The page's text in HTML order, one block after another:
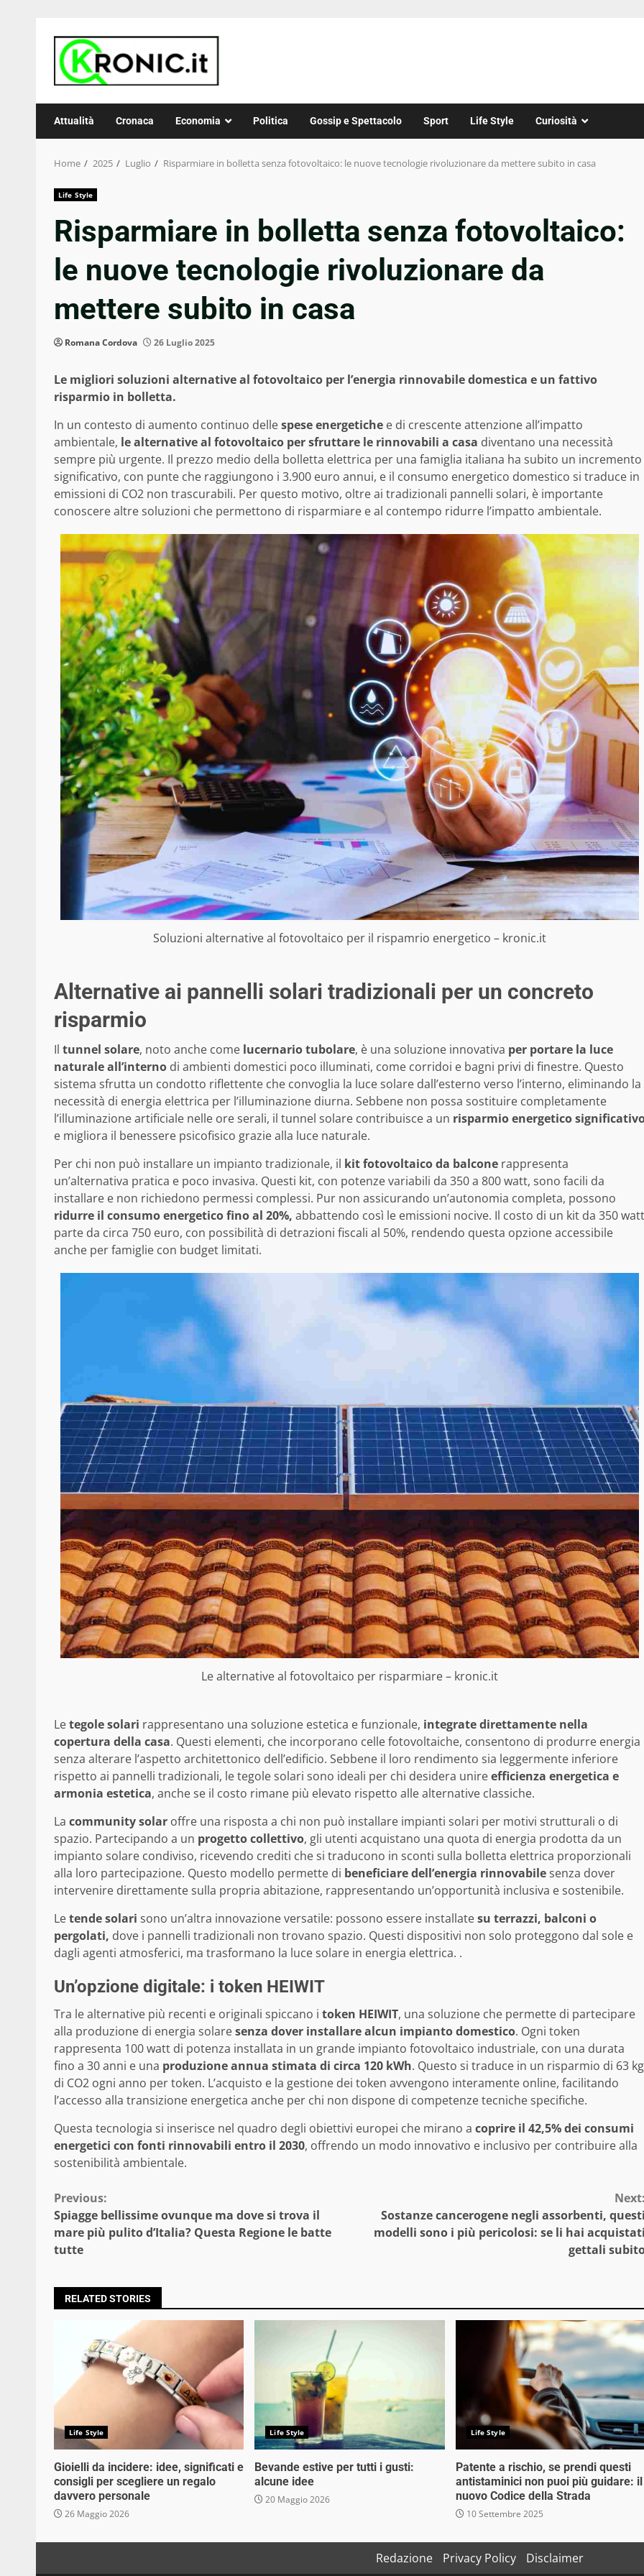
content
Attualità Cronaca Economia Politica Gossip e Spettacolo Sport Life Style Curiosità
Home 2025 Luglio Risparmiare in bolletta senza fotovoltaico: le nuove tecnologie rivoluzionare da mettere subito in casa
Life Style
Risparmiare in bolletta senza fotovoltaico:
le nuove tecnologie rivoluzionare da
mettere subito in casa
Romana Cordova 26 Luglio 2025
Le migliori soluzioni alternative al fotovoltaico per l’energia rinnovabile domestica e un fattivo
risparmio in bolletta.
In un contesto di aumento continuo dellespese energetiche e di crescente attenzione all’impatto
ambientale, le alternative al fotovoltaico per sfruttare le rinnovabili a casa diventano una necessità
sempre più urgente. Il prezzo medio della bolletta elettrica per una famiglia italiana ha subito un incremento
significativo, con punte che raggiungono i 3.900 euro annui, e il consumo energetico domestico si traduce in
emissioni di CO2 non trascurabili. Per questo motivo, oltre ai tradizionali pannelli solari, è importante
conoscere altre soluzioni che permettono di risparmiare e al contempo ridurre l’impatto ambientale.
Soluzioni alternative al fotovoltaico per il rispamrio energetico – kronic.it
Alternative ai pannelli solari tradizionali per un concreto
risparmio
Il tunnel solare, noto anche come lucernario tubolare, è una soluzione innovativa per portare la luce
naturale all’interno di ambienti domestici poco illuminati, come corridoi e bagni privi di finestre. Questo
sistema sfrutta un condotto riflettente che convoglia la luce solare dall’esterno verso l’interno, eliminando la
necessità di energia elettrica per l’illuminazione diurna. Sebbene non possa sostituire completamente
l’illuminazione artificiale nelle ore serali, il tunnel solare contribuisce a un risparmio energetico
e migliora il benessere psicofisico grazie alla luce naturale.
Per chi non può installare un impianto tradizionale, il kit fotovoltaico da balcone rappresenta
un’alternativa pratica e poco invasiva. Questi kit, con potenze variabili da 350 a 800 watt, sono facili da
installare e non richiedono permessi complessi. Pur non assicurando un’autonomia completa, possono
ridurre il consumo energetico fino al 20%, abbattendo così le emissioni nocive. Il costo di un kit da 350 watt
parte da circa 750 euro, con possibilità di detrazioni fiscali al 50%, rendendo questa opzione accessibile
anche per famiglie con budget limitati.
Le alternative al fotovoltaico per risparmiare – kronic.it
Letegole solari rappresentano una soluzione estetica e funzionale, integrate direttamente nella
copertura della casa. Questi elementi, che incorporano celle fotovoltaiche, consentono di produrre energia
senza alterare l’aspetto architettonico dell’edificio. Sebbene il loro rendimento sia leggermente inferiore
rispetto ai pannelli tradizionali, le tegole solari sono ideali per chi desidera unireefficienza energetica e
armonia estetica, anche se il costo rimane più elevato rispetto alle alternative classiche.
La community solar offre una risposta a chi non può installare impianti solari per motivi strutturali o di
spazio. Partecipando a un progetto collettivo, gli utenti acquistano una quota di energia prodotta da un
impianto solare condiviso, ricevendo crediti che si traducono in sconti sulla bolletta elettrica proporzionali
alla loro partecipazione. Questo modello permette di beneficiare dell’energia rinnovabilesenza dover
intervenire direttamente sulla propria abitazione, rappresentando un’opportunità inclusiva e sostenibile.
Letende solari sono un’altra innovazione versatile: possono essere installatesu terrazzi, balconi o
pergolati, dove i pannelli tradizionali non trovano spazio. Questi dispositivi non solo proteggono dal sole e
dagli agenti atmosferici, ma trasformano la luce solare in energia elettrica. .
Un’opzione digitale: i token HEIWIT
Tra le alternative più recenti e originali spiccano i token HEIWIT, una soluzione che permette di partecipare
alla produzione di energia solaresenza dover installare alcun impianto domestico. Ogni token
rappresenta 100 watt di potenza installata in un grande impianto fotovoltaico industriale, con una durata
fino a 30 anni e una produzione annua stimata di circa 120 kWh. Questo si traduce in un risparmio di 63 kg
di CO2 ogni anno per token. L’acquisto e la gestione dei token avvengono interamente online, facilitando
l’accesso alla transizione energetica anche per chi non dispone di competenze tecniche specifiche.
Questa tecnologia si inserisce nel quadro degli obiettivi europei che mirano a coprire il 42,5% dei consumi
energetici con fonti rinnovabili entro il 2030, offrendo un modo innovativo e inclusivo per contribuire alla
sostenibilità ambientale.
Continue
Reading
Previous:
Spiagge bellissime ovunque ma dove si trova il
mare più pulito d’Italia? Questa Regione le batte
tutte
Sostanze cancerogene negli assorbenti,
modelli sono i più pericolosi: se li hai
gettali
RELATED STORIES
Life Style
Gioielli da incidere: idee, significati e
consigli per scegliere un regalo
davvero personale
26 Maggio 2026
Life Style
Bevande estive per tutti i gusti:
alcune idee
20 Maggio 2026
Life Style
Patente a rischio, se prendi questi
antistaminici non puoi più guidare: il
nuovo Codice della Strada
10 Settembre 2025
Redazione Privacy Policy Disclaimer